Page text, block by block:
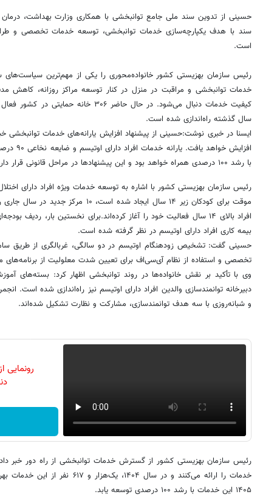
حسینی از تدوین سند ملی جامع توانبخشی با همکاری وزارت بهداشت،
سند با هدف یکپارچه‌سازی خدمات توانبخشی، توسعه خدمات تخصصی و
است.
رئیس سازمان بهزیستی کشور خانواده‌محوری را یکی از مهم‌ترین سیاست‌های
خدمات توانبخشی و مراقبت در منزل در کنار توسعه مراکز روزانه، کاهش
سال گذشته راه‌اندازی شده است.
افزایش
با رشد ۱۰۰ درصدی همراه خواهد بود و این پیشنهادها در مراحل قانونی قرار دارد.
موقت برای کودکان زیر ۱۴ سال ایجاد شده
افراد بالای ۱۴ سال فعالیت خود را آغاز کرده‌اند.برای نخستین بار،
بیمه کاری افراد دارای اوتیسم در نظر گرفته شده است.
تخصصی و استفاده از نظام آی‌سی‌اف برای تعیین شدت معلولیت از
وی با تأکید بر نقش خانواده‌ها در روند توانبخشی اظهار کرد: بسته‌های
دبیرخانه توانمندسازی والدین افراد دارای اوتیسم نیز راه‌اندازی شده است.
و شبانه‌روزی با سه هدف توانمندسازی، مشارکت و نظارت تشکیل شده‌اند.
رئیس سازمان بهزیستی کشور از گسترش خدمات توانبخشی از راه دور خبر
خدمات را ارائه می‌کنند و در سال
۱۴۰۵ این خدمات با رشد ۱۰۰ درصدی توسعه یابد.